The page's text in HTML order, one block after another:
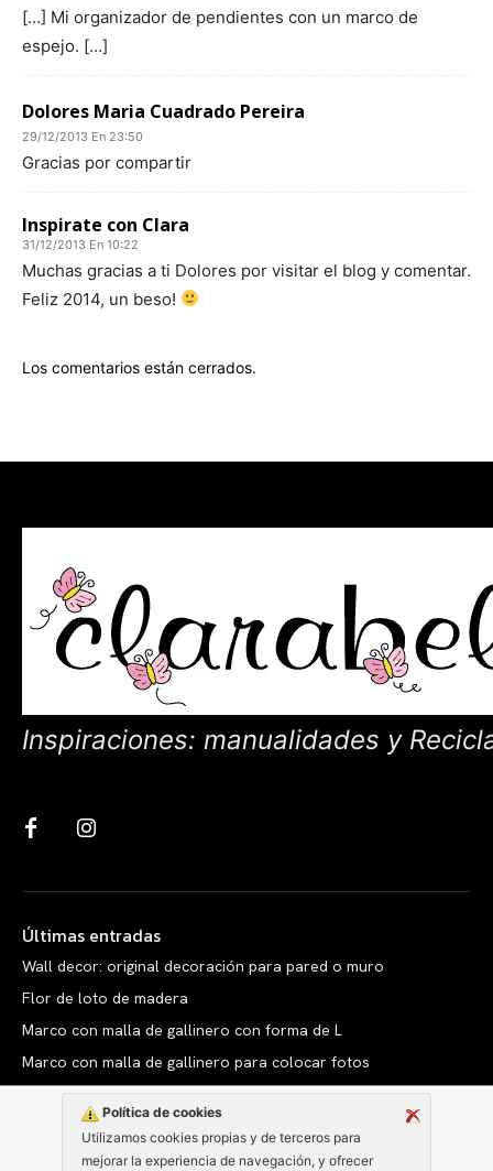
Política de cookies
Utilizamos cookies propias y de terceros para
mejorar la experiencia de navegación, y ofrecer
[…] Mi organizador de pendientes con un marco de
espejo. […]
Dolores Maria Cuadrado Pereira
29/12/2013 En 23:50
Gracias por compartir
Inspirate con Clara
31/12/2013 En 10:22
Muchas gracias a ti Dolores por visitar el blog y comentar.
Feliz 2014, un beso!
Los comentarios están cerrados.
Inspiraciones: manualidades y
Últimas entradas
Wall decor: original decoración para pared o muro
Flor de loto de madera
Marco con malla de gallinero con forma de L
Marco con malla de gallinero para colocar fotos